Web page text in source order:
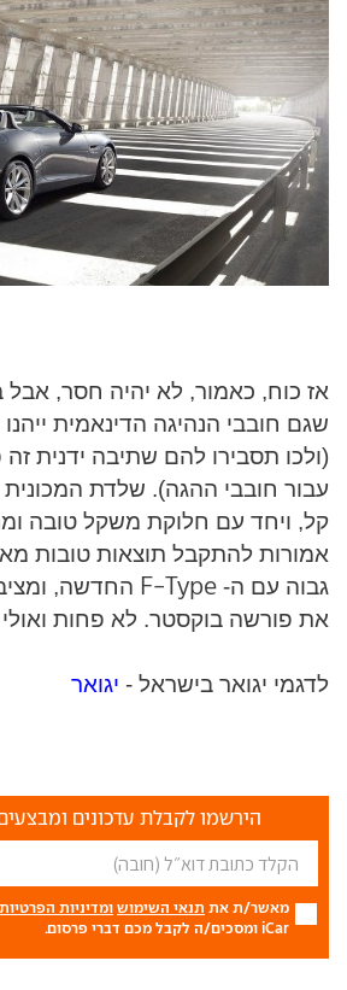
אז כוח, כאמור, לא יהיה חסר, אבל
שגם חובבי הנהיגה הדינאמית ייהנו
(ולכו תסבירו להם שתיבה ידנית
עבור חובבי ההגה). שלדת המכונית
קל, ויחד עם חלוקת משקל טובה
אמורות להתקבל תוצאות טובות
גבוה עם ה- F-Type החדשה,
את פורשה בוקסטר. לא פחות ואולי
לדגמי יגואר בישראל - יגואר
הירשמו לקבלת עדכונים
מאשר/ת את תנאי השימוש ומדיניות הפרטיות
iCar ומסכים/ה לקבל מכם דברי פרסום.